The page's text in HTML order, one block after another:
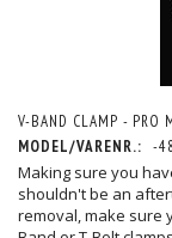
V-BAND CLAMP - PRO
MODEL/VARENR.: -
Making sure you
shouldn't be an
removal, make sure